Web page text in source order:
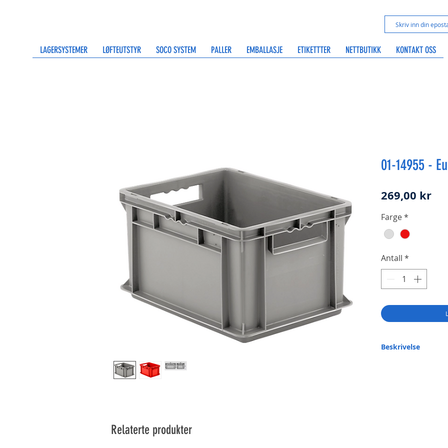
LAGERSYSTEMER LØFTEUTSTYR SOCO SYSTEM PALLER EMBALLASJE ETIKETTTER NETTBUTIKK KONTAKT OSS
01-14955 -
269,00 krPris
Farge*
Antall *
Beskrivelse
Relaterte produkter